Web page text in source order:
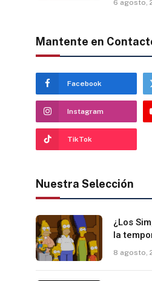
6 agosto,
Mantente en
Facebook
Instagram
TikTok
Nuestra Selección
¿Los
la
8 agosto,